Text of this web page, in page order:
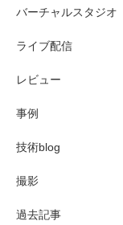
バーチャルスタジオ
ライブ配信
レビュー
事例
技術blog
撮影
過去記事